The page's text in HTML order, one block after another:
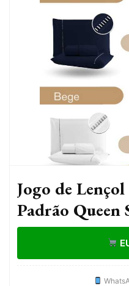
Jogo de
Padrão
Micropercal
Ponto Palito
Impermeável